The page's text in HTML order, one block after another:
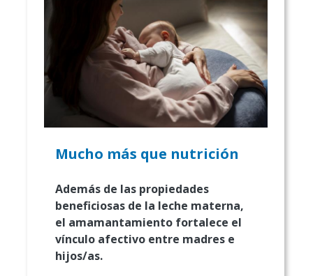
Mucho más que nutrición
Además de las propiedades
beneficiosas de la leche materna,
el amamantamiento fortalece el
vínculo afectivo entre madres e
hijos/as.